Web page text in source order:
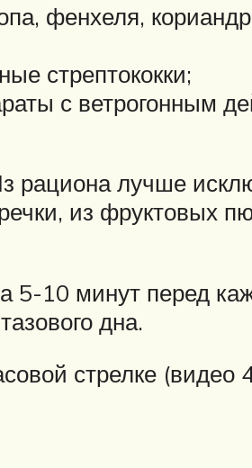
фенхеля,
стрептококки;
с ветрогонным
рациона лучше
из фруктовых
5-10 минут перед
дна.
стрелке (видео